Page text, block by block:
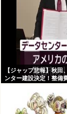
【ジャップ悲報】秋
ンター建設決定！整備